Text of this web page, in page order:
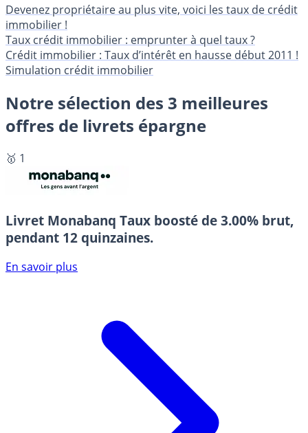
Devenez propriétaire au plus vite, voici les taux de crédit
immobilier !
Taux crédit immobilier : emprunter à quel taux ?
Crédit immobilier : Taux d’intérêt en hausse début 2011 !
Simulation crédit immobilier
Notre sélection des 3 meilleures
offres de livrets épargne
🥇 1
Livret Monabanq Taux boosté de 3.00% brut,
pendant 12 quinzaines.
En savoir plus